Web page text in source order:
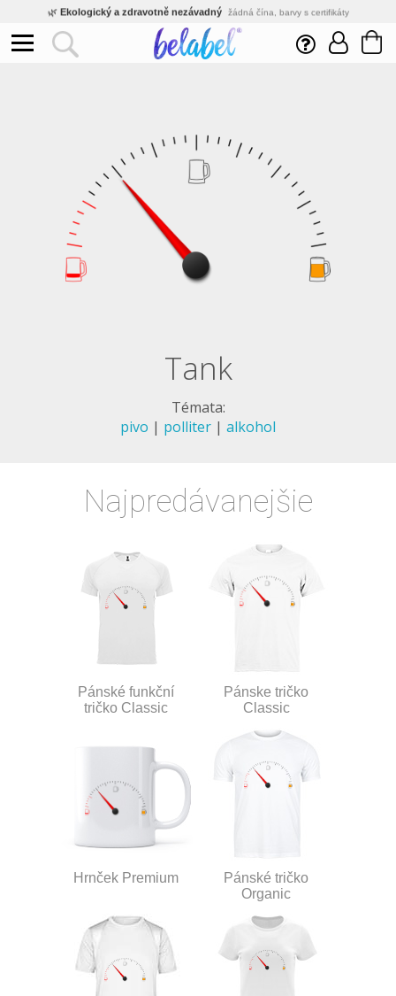
🌿 Ekologický a zdravotně nezávadný žádná čína, barvy s certifikáty
Inovativní výroba vlastní vývoj, nejnovější technologie
Rychlé dodání expedujeme do 24h
Tank
Témata:
pivo | polliter | alkohol
Najpredávanejšie
Pánské funkční
tričko Classic
Pánske tričko
Classic
Hrnček Premium
Pánské tričko
Organic